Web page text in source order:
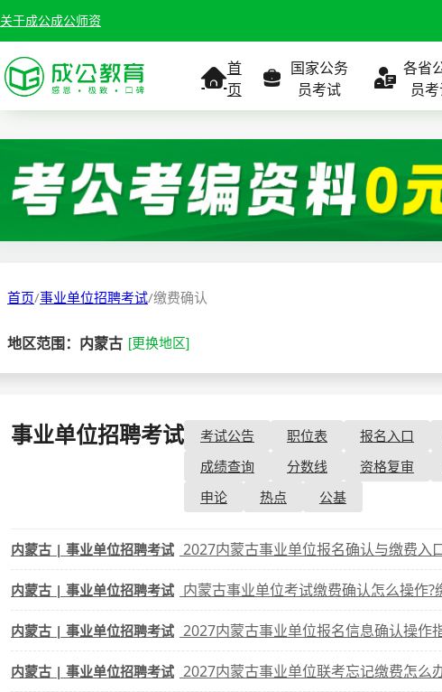
关于成公成公师资
首
页
国家公务
员考试
考试公告
职位表
考试政策
成绩查询
资格复审
面试补录
历年真题
公务员课程
各省
员
考试公告
职位表
成绩查询
分数线
全国
北京
考试公告
职位表
成绩查询
分数线
首页/事业单位招聘考试/缴费确认
地区范围：内蒙古 [更换地区]
事业单位招聘考试 - 缴费确认
考试公告 职位表 报名入口
成绩查询
分数线 资格复审
申论
热点 公基
内蒙古 | 事业单位招聘考试 2027内蒙古事业单位报名确认与缴费入
内蒙古 | 事业单位招聘考试 内蒙古事业单位考试缴费确认怎么操作
内蒙古 | 事业单位招聘考试 2027内蒙古事业单位报名信息确认操作
内蒙古 | 事业单位招聘考试 2027内蒙古事业单位联考忘记缴费怎么